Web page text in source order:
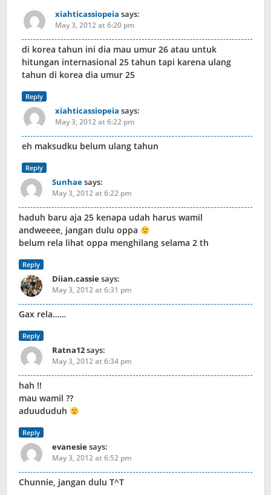
xiahticassiopeia says:
May 3, 2012 at 6:20 pm
di korea tahun ini dia mau umur 26 atau untuk
hitungan internasional 25 tahun tapi karena ulang
tahun di korea dia umur 25
Reply
xiahticassiopeia says:
May 3, 2012 at 6:22 pm
eh maksudku belum ulang tahun
Reply
Sunhaesays:
May 3, 2012 at 6:22 pm
haduh baru aja 25 kenapa udah harus wamil
andweeee, jangan dulu oppa
belum rela lihat oppa menghilang selama 2 th
Reply
Diian.cassiesays:
May 3, 2012 at 6:31 pm
Gax rela……
Reply
Ratna12says:
May 3, 2012 at 6:34 pm
hah !!
mau wamil ??
aduududuh
Reply
evanesiesays:
May 3, 2012 at 6:52 pm
Chunnie, jangan dulu T^T